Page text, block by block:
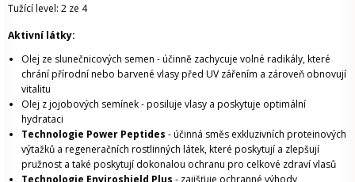
Tužící level: 2 ze 4
Aktivní látky:
Olej ze slunečnicových semen - účinně zachycuje volné radikály, které
chrání přírodní nebo barvené vlasy před UV zářením a zároveň obnovují
vitalitu
Olej z jojobových semínek - posiluje vlasy a poskytuje optimální
hydrataci
Technologie Power Peptides - účinná směs exkluzivních proteinových
výtažků a regeneračních rostlinných látek, které poskytují a zlepšují
pružnost a také poskytují dokonalou ochranu pro celkové zdraví vlasů